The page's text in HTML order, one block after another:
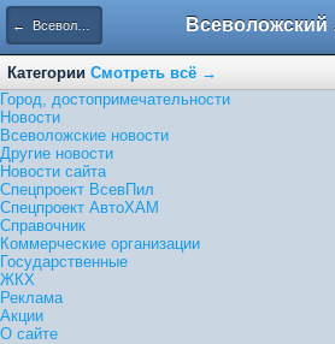
← Всеволожские новости
Категории Смотреть всё →
Город, достопримечательности
Новости
Всеволожские новости
Другие новости
Новости сайта
Спецпроект ВсевПил
Спецпроект АвтоХАМ
Справочник
Коммерческие организации
Государственные
ЖКХ
Реклама
Акции
О сайте